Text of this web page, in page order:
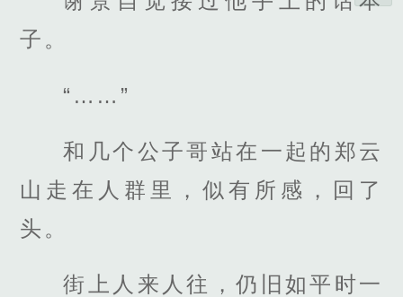
子。
“……”
和几个公子哥站在一起的郑云
山走在人群里，似有所感，回了
头。
街上人来人往，仍旧如平时一